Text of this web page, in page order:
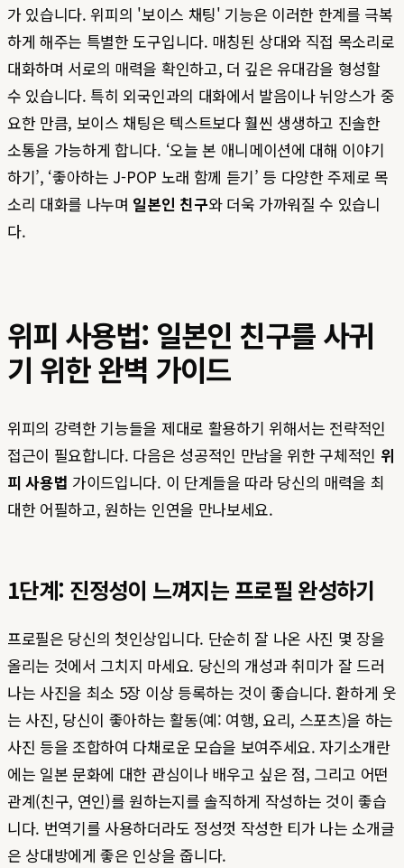
가 있습니다. 위피의 '보이스 채팅' 기능은 이러한 한계를 극복
하게 해주는 특별한 도구입니다. 매칭된 상대와 직접 목소리로
대화하며 서로의 매력을 확인하고, 더 깊은 유대감을 형성할
수 있습니다. 특히 외국인과의 대화에서 발음이나 뉘앙스가 중
요한 만큼, 보이스 채팅은 텍스트보다 훨씬 생생하고 진솔한
소통을 가능하게 합니다. ‘오늘 본 애니메이션에 대해 이야기
하기’, ‘좋아하는 J-POP 노래 함께 듣기’ 등 다양한 주제로 목
소리 대화를 나누며 일본인 친구와 더욱 가까워질 수 있습니
다.
위피 사용법: 일본인 친구를 사귀
기 위한 완벽 가이드
위피의 강력한 기능들을 제대로 활용하기 위해서는 전략적인
접근이 필요합니다. 다음은 성공적인 만남을 위한 구체적인 위
피 사용법 가이드입니다. 이 단계들을 따라 당신의 매력을 최
대한 어필하고, 원하는 인연을 만나보세요.
1단계: 진정성이 느껴지는 프로필 완성하기
프로필은 당신의 첫인상입니다. 단순히 잘 나온 사진 몇 장을
올리는 것에서 그치지 마세요. 당신의 개성과 취미가 잘 드러
나는 사진을 최소 5장 이상 등록하는 것이 좋습니다. 환하게 웃
는 사진, 당신이 좋아하는 활동(예: 여행, 요리, 스포츠)을 하는
사진 등을 조합하여 다채로운 모습을 보여주세요. 자기소개란
에는 일본 문화에 대한 관심이나 배우고 싶은 점, 그리고 어떤
관계(친구, 연인)를 원하는지를 솔직하게 작성하는 것이 좋습
니다. 번역기를 사용하더라도 정성껏 작성한 티가 나는 소개글
은 상대방에게 좋은 인상을 줍니다.